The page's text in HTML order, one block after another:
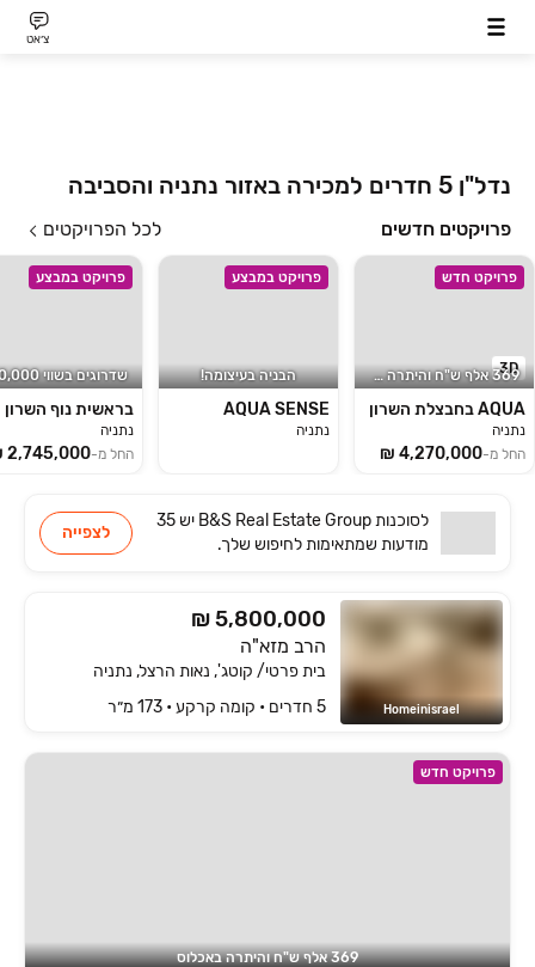
צ׳אט
נדל"ן 5 חדרים למכירה באזור נתניה והסביבה
פרויקטים חדשים לכל הפרויקטים
פרויקט חדש
3D 369 אלף ש"ח והיתרה באכלוס
AQUA בחבצלת השרון
נתניה
החל מ-
פרויקט במבצע
הבניה בעיצומה!
AQUA SENSE
נתניה
פרויקט במבצע
בראשית נוף השרון
נתניה
החל מ-
לסוכנותB&S Real Estate Group יש 35
מודעות שמתאימותלחיפוש שלך.
לצפייה
Homeinisrael
₪ 5,800,000
הרב מזא"ה
בית פרטי/ קוטג', נאות הרצל, נתניה
5 חדרים • קומה ‎קרקע‏ • 173 מ״ר
פרויקט חדש
369 אלף ש"ח והיתרה באכלוס